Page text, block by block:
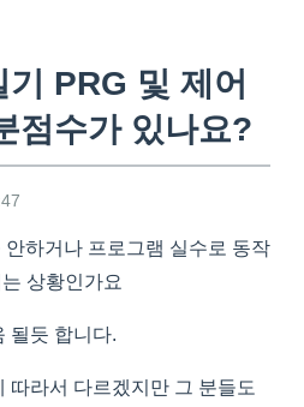
PRG 및 제어
점수가 있나요?
하거나 프로그램 실수로 동작
상황인가요
될듯 합니다.
따라서 다르겠지만 그 분들도